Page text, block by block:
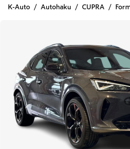
K-Auto Autohaku CUPRA